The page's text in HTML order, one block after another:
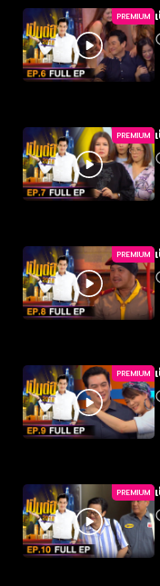
PREMIUM
PREMIUM
PREMIUM
PREMIUM
PREMIUM